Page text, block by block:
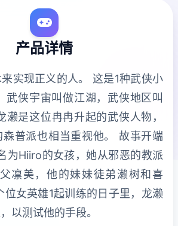
产品详情
实现正义的人。 这是1种武侠小
武侠宇宙叫做江湖，武侠地区叫
濑是这位冉冉升起的武侠人物，
森普派也相当重视他。 故事开端
为Hiiro的女孩，她从邪恶的教派
凛美，他的妹妹徒弟濑树和喜
位女英雄1起训练的日子里，龙濑
以测试他的手段。